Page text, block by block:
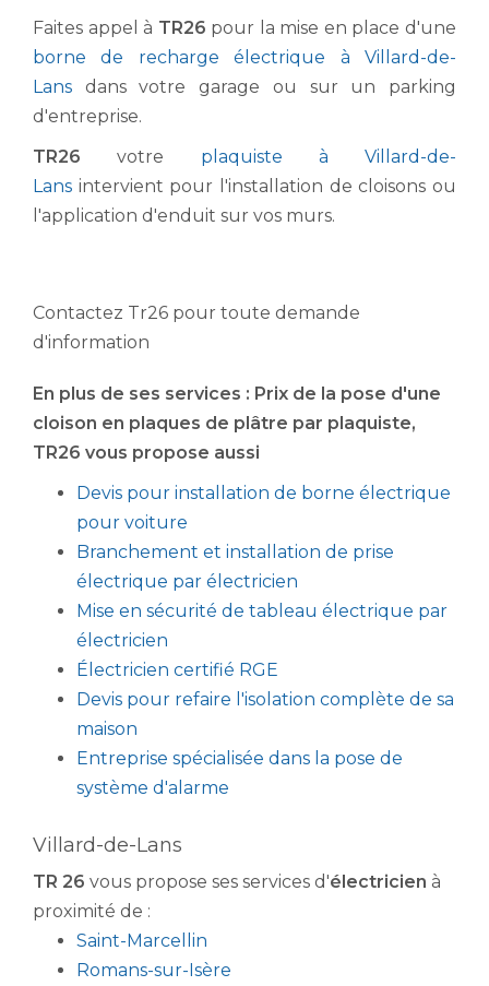
Faites appel à TR26 pour la mise en place d'une
borne de recharge électrique à Villard-de-
Lans dans votre garage ou sur un parking
d'entreprise.
TR26votre plaquiste à Villard-de-
Lans intervient pour l'installation de cloisons ou
l'application d'enduit sur vos murs.
Contactez Tr26 pour toute demande
d'information
En plus de ses services : Prix de la pose d'une
cloison en plaques de plâtre par plaquiste,
TR26 vous propose aussi
Devis pour installation de borne électrique
pour voiture
Branchement et installation de prise
électrique par électricien
Mise en sécurité de tableau électrique par
électricien
Électricien certifié RGE
Devis pour refaire l'isolation complète de sa
maison
Entreprise spécialisée dans la pose de
système d'alarme
Villard-de-Lans
TR 26 vous propose ses services d'électricien à
proximité de :
Saint-Marcellin
Romans-sur-Isère